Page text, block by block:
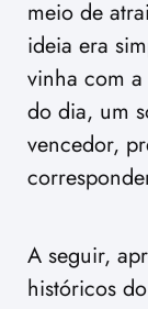
meio de
ideia era
vinha com
do dia, um
vencedor,
A seguir,
históricos